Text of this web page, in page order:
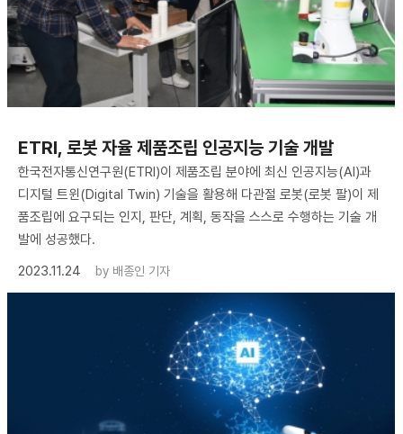
ETRI, 로봇 자율 제품조립 인공지능 기술 개발
한국전자통신연구원(ETRI)이 제품조립 분야에 최신 인공지능(AI)과
디지털 트윈(Digital Twin) 기술을 활용해 다관절 로봇(로봇 팔)이 제
품조립에 요구되는 인지, 판단, 계획, 동작을 스스로 수행하는 기술 개
발에 성공했다.
2023.11.24
by 배종인 기자